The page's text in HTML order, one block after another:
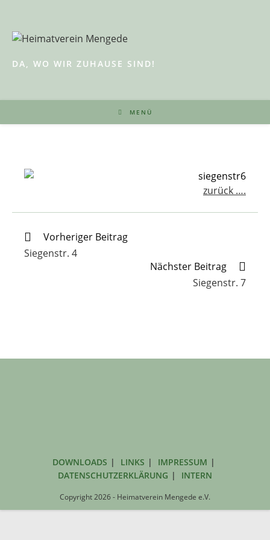
springen
DA, WO WIR ZUHAUSE SIND!
MENÜ
zurück ….
Weitere
Artikel
ansehen
Vorheriger Beitrag
Siegenstr. 4
Nächster Beitrag
Siegenstr. 7
DOWNLOADS LINKS
IMPRESSUM
DATENSCHUTZERKLÄRUNG
INTERN
Copyright 2026 - Heimatverein Mengede e.V.